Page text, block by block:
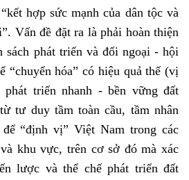
hợp sức mạnh của dân tộc và
Vấn đề đặt ra là phải hoàn thiện
sách phát triển và đổi ngoại - hội
“chuyển hóa” có hiệu quả thế (vị
triển nhanh - bền vững đất
tư duy tầm toàn cầu, tầm nhân
“định vị” Việt Nam trong các
khu vực, trên cơ sở đó mà xác
lược và thể chế phát triển đất